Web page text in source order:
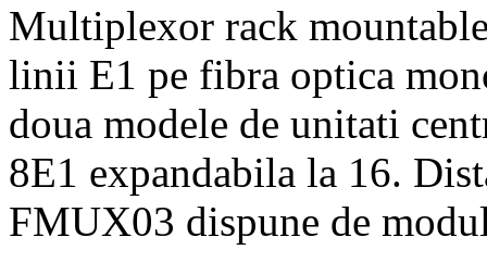
Multiplexor rack
linii E1 pe fibra optica
doua modele de unitati
8E1 expandabila la 16.
FMUX03 dispune de